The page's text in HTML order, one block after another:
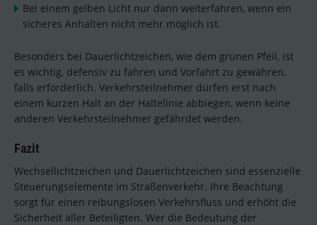
Bei einem gelben Licht nur dann weiterfahren, wenn ein
sicheres Anhalten nicht mehr möglich ist.
Besonders bei Dauerlichtzeichen, wie dem grünen Pfeil, ist
es wichtig, defensiv zu fahren und Vorfahrt zu gewähren,
falls erforderlich. Verkehrsteilnehmer dürfen erst nach
einem kurzen Halt an der Haltelinie abbiegen, wenn keine
anderen Verkehrsteilnehmer gefährdet werden.
Fazit
Wechsellichtzeichen und Dauerlichtzeichen sind essenzielle
Steuerungselemente im Straßenverkehr. Ihre Beachtung
sorgt für einen reibungslosen Verkehrsfluss und erhöht die
Sicherheit aller Beteiligten. Wer die Bedeutung der